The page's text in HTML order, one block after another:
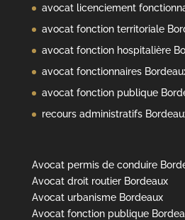
avocat licenciement
avocat fonction territoriale
avocat fonction hospitalière
avocat fonctionnaires
avocat fonction publique
recours administratifs
Avocat permis de conduire
Avocat droit routier Bordeaux
Avocat urbanisme Bordeaux
Avocat fonction publique